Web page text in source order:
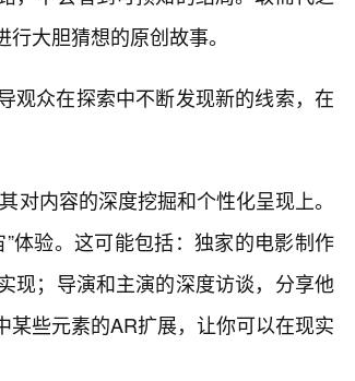
大胆猜想的原创故事。
观众在探索中不断发现新的线索，在
对内容的深度挖掘和个性化呈现上。
体验。这可能包括：独家的电影制作
现；导演和主演的深度访谈，分享他
些元素的AR扩展，让你可以在现实